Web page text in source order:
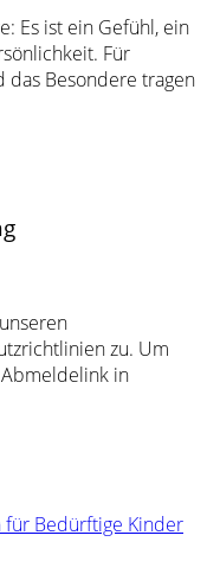
Es ist ein Gefühl, ein
Für
das Besondere tragen
zu. Um
in